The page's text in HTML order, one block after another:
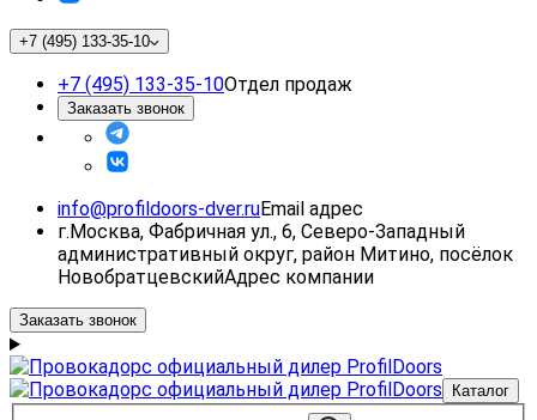
+7 (495) 133-35-10
+7 (495) 133-35-10Отдел продаж
Заказать звонок
info@profildoors-dver.ruEmail адрес
г.Москва, Фабричная ул., 6, Северо-Западный
административный округ, район Митино, посёлок
НовобратцевскийАдрес компании
Заказать звонок
Каталог